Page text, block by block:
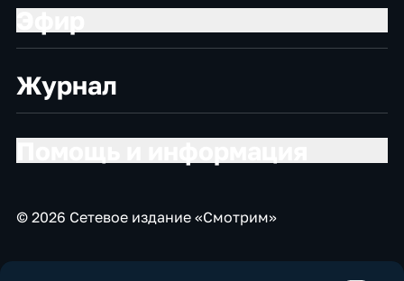
Журнал
© 2026 Сетевое издание «Смотрим»